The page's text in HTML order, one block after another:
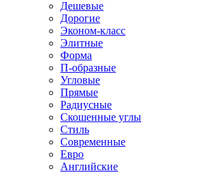
Дешевые
Дорогие
Эконом-класс
Элитные
Форма
П-образные
Угловые
Прямые
Радиусные
Скошенные углы
Стиль
Современные
Евро
Английские